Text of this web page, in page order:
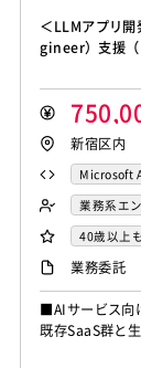
＜LLMアプリ
gineer）支援（
新宿区内
Microsoft
業務系エ
40歳以上
業務委託
■AIサービス
既存SaaS群と